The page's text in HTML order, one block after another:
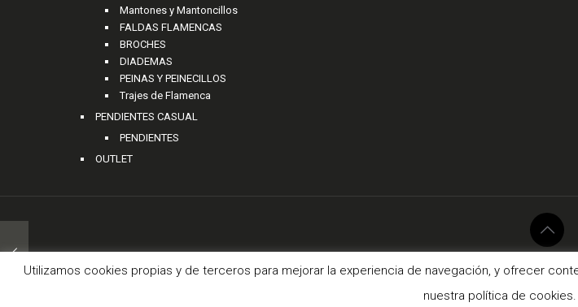
Mantones y Mantoncillos
FALDAS FLAMENCAS
BROCHES
DIADEMAS
PEINAS Y PEINECILLOS
Trajes de Flamenca
PENDIENTES CASUAL
PENDIENTES
OUTLET
© 2017 Fermont Complementos. Todos los
Utilizamos cookies propias y de terceros para mejorar la experiencia de navegación, y ofrecer
nuestra política de cookies.